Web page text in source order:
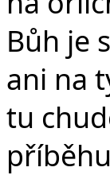
Bůh je
ani na
tu